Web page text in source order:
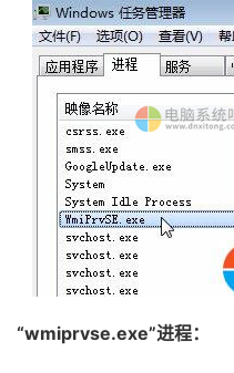
“wmiprvse.exe”进程：